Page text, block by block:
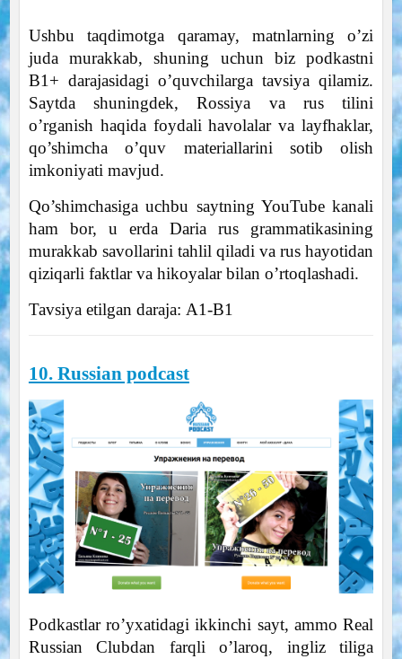
Ushbu taqdimotga qaramay, matnlarning o’zi
juda murakkab, shuning uchun biz podkastni
B1+ darajasidagi o’quvchilarga tavsiya qilamiz.
Saytda shuningdek, Rossiya va rus tilini
o’rganish haqida foydali havolalar va layfhaklar,
qo’shimcha o’quv materiallarini sotib olish
imkoniyati mavjud.
Qo’shimchasiga uchbu saytning YouTube kanali
ham bor, u erda Daria rus grammatikasining
murakkab savollarini tahlil qiladi va rus hayotidan
qiziqarli faktlar va hikoyalar bilan o’rtoqlashadi.
Tavsiya etilgan daraja: А1-B1
10. Russian podcast
Podkastlar ro’yxatidagi ikkinchi sayt, ammo Real
Russian Clubdan farqli o’laroq, ingliz tiliga